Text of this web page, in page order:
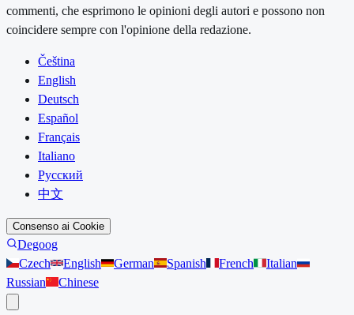
commenti, che esprimono le opinioni degli autori e possono non
coincidere sempre con l'opinione della redazione.
Čeština
English
Deutsch
Español
Français
Italiano
Русский
中文
Consenso ai Cookie
Degoog
Czech
English German Spanish French
Italian
Russian
Chinese